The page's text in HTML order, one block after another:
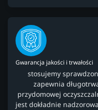
Gwarancja jakości i trwałości
stosujemy
zapewnia
przydomowej
jest dokładnie